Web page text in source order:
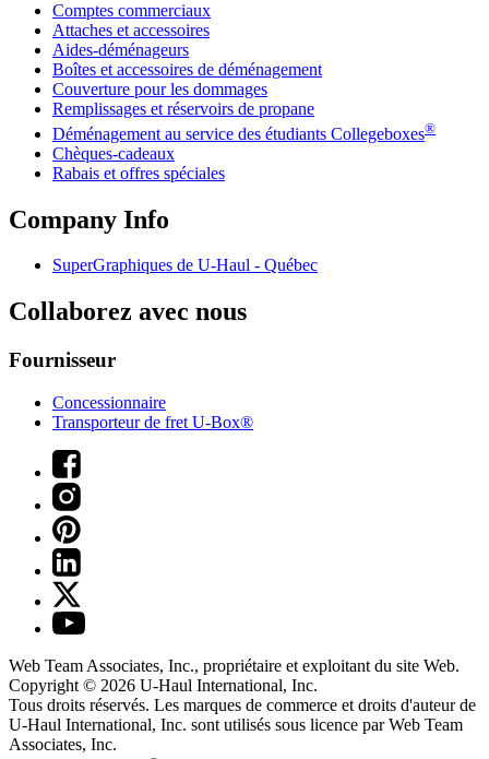
Comptes commerciaux
Attaches et accessoires
Aides-déménageurs
Boîtes et accessoires de déménagement
Couverture pour les dommages
Remplissages et réservoirs de propane
Déménagement au service des étudiants Collegeboxes®
Chèques-cadeaux
Rabais et offres spéciales
Company Info
SuperGraphiques de U-Haul - Québec
Collaborez avec nous
Fournisseur
Concessionnaire
Transporteur de fret U-Box®
Web Team Associates, Inc., propriétaire et exploitant du site Web.
Copyright © 2026 U-Haul International, Inc.
Tous droits réservés. Les marques de commerce et droits d'auteur de
U-Haul International, Inc. sont utilisés sous licence par Web Team
Associates, Inc.